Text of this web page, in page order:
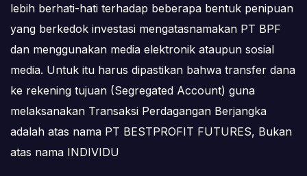
lebih berhati-hati terhadap beberapa bentuk penipuan
yang berkedok investasi mengatasnamakan PT BPF
dan menggunakan media elektronik ataupun sosial
media. Untuk itu harus dipastikan bahwa transfer dana
ke rekening tujuan (Segregated Account) guna
melaksanakan Transaksi Perdagangan Berjangka
adalah atas nama PT BESTPROFIT FUTURES, Bukan
atas nama INDIVIDU